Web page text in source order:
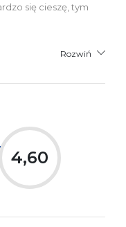
się cieszę, tym
Rozwiń
4,60